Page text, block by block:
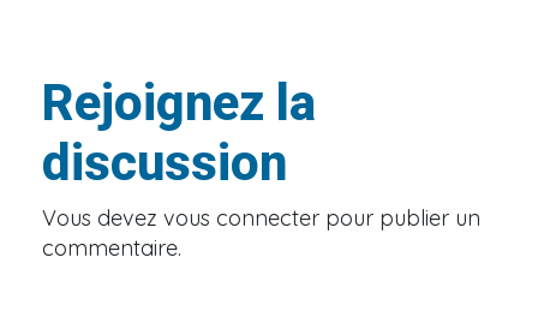
Rejoignez la
discussion
Vous devez vous connecter pour publier un
commentaire.